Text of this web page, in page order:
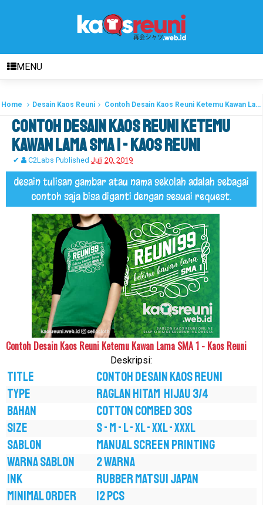
MENU
Home Desain Kaos Reuni Contoh Desain Kaos Reuni Ketemu Kawan Lama SMA 1 - Kaos Reuni
Contoh Desain Kaos Reuni Ketemu
Kawan Lama SMA 1 - Kaos Reuni
✔ C2Labs Published Juli 20, 2019
desain tulisan gambar atau nama sekolah adalah sebagai
contoh saja bisa diganti dengan sesuai request.
Contoh Desain Kaos Reuni Ketemu Kawan Lama SMA 1 - Kaos Reuni
Deskripsi:
TITLE
Contoh Desain Kaos Reuni
TYPE
RAGLAN HITAM HIJAU 3/4
BAHAN
COTTON COMBED 30S
SIZE
S - M - L - XL - XXL - XXXL
SABLON
MANUAL SCREEN PRINTING
WARNA SABLON
2 WARNA
INK
RUBBER MATSUI JAPAN
MINIMAL ORDER
12 PCS